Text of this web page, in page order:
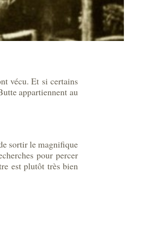
vécu. Et si certains
appartiennent au
sortir le magnifique
pour percer
est plutôt très bien